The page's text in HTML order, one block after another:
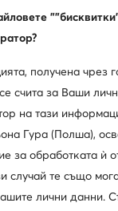
получена чрез
счита за Ваши
на тази
Гура (Полша),
за обработката ѝ
случай те също
лични данни.